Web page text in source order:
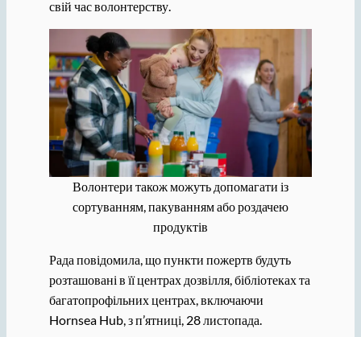
свій час волонтерству.
Волонтери також можуть допомагати із
сортуванням, пакуванням або роздачею
продуктів
Рада повідомила, що пункти пожертв будуть
розташовані в її центрах дозвілля, бібліотеках та
багатопрофільних центрах, включаючи
Hornsea Hub, з п’ятниці, 28 листопада.